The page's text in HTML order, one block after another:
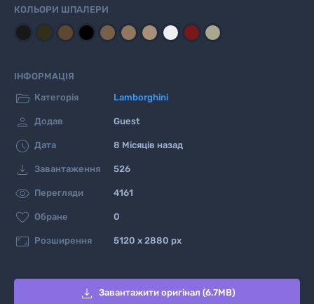
КОЛЬОРИ ШПАЛЕРИ
ІНФОРМАЦІЯ
 Категорія Lamborghini
 Додав Guest
 Дата 8 Місяців назад
 Завантаження 526
 Перегляди 4161
 Обране 0
 Розширення 5120 x 2880 px
 Завантажити оригінал (6.7MB)